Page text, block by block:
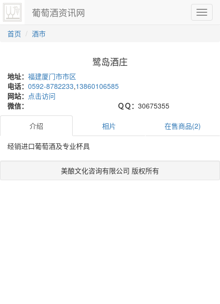
切
换
葡萄酒资讯网
首页 酒市
鹭岛酒庄
地址： 福建厦门市市区
电话： 0592-8782233,13860106585
网站： 点击访问
微信：
ＱＱ： 30675355
介绍 相片 在售商品(2)
经销进口葡萄酒及专业杯具
美酿文化咨询有限公司 版权所有